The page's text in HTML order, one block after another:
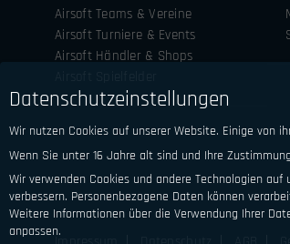
Airsoft Teams & Vereine
Airsoft Turniere & Events
Airsoft Händler & Shops
Datenschutzeinstellungen
Wir nutzen Cookies auf unserer Website. Einige von
Wenn Sie unter 16 Jahre alt sind und Ihre
Wir verwenden Cookies und andere Technologien
verbessern. Personenbezogene Daten können
Weitere Informationen über die Verwendung Ihrer
anpassen.